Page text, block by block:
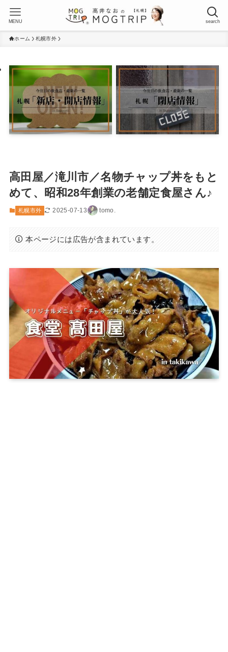
search
MENU
ホーム 札幌市外
高田屋／滝川市／名物チャップ丼をもと
めて、昭和28年創業の老舗定食屋さん♪
札幌市外 2025-07-13 tomo.
本ページには広告が含まれています。